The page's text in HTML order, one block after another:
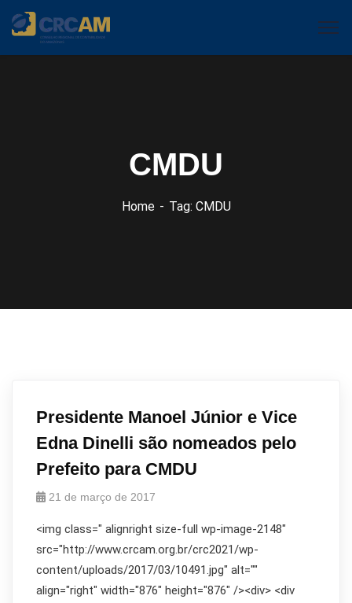
CMDU
Home Tag: CMDU
Presidente Manoel Júnior e Vice
Edna Dinelli são nomeados pelo
Prefeito para CMDU
21 de março de 2017
<img class=" alignright size-full wp-image-2148"
src="http://www.crcam.org.br/crc2021/wp-
content/uploads/2017/03/10491.jpg" alt=""
align="right" width="876" height="876" /><div> <div